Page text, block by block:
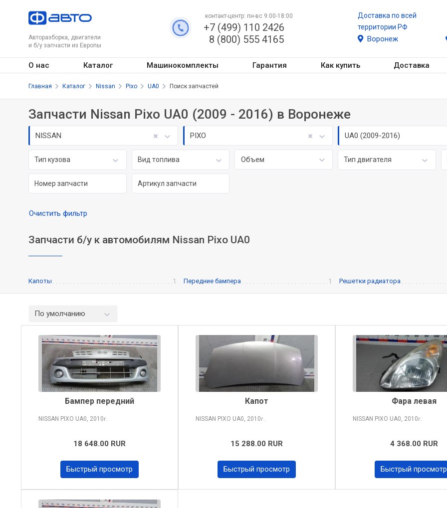
Авторазборка, двигатели
и б/у запчасти из Европы
контакт-центр: пн-вс 9:00-18:00
+7 (499) 110 2426
8 (800) 555 4165
Доставка по всей
территории РФ
Воронеж
О нас Каталог Машинокомплекты Гарантия Как купить Доставка
Главная Каталог Nissan Pixo UA0 Поиск запчастей
Запчасти Nissan Pixo UA0 (2009 - 2016) в Воронеже
NISSAN PIXO UA0 (2009-2016)
Тип кузова Вид топлива Объем Тип двигателя
Очистить фильтр
Запчасти б/у к автомобилям Nissan Pixo UA0
Капоты 1 Передние бампера 1 Решетки радиатора
По умолчанию
Бампер передний
NISSAN PIXO UA0, 2010г.
18 648.00 RUR
Быстрый просмотр
Капот
NISSAN PIXO UA0, 2010г.
15 288.00 RUR
Быстрый просмотр
Фара левая
NISSAN PIXO UA0, 2010г.
4 368.00 RUR
Быстрый просмотр